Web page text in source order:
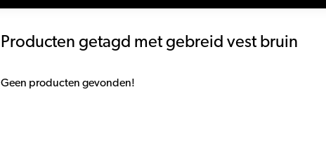
Producten getagd met gebreid vest bruin
Geen producten gevonden!